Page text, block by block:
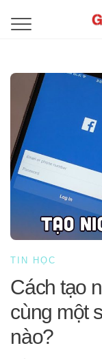
TIN HỌC
Cách tạo
cùng một
nào?